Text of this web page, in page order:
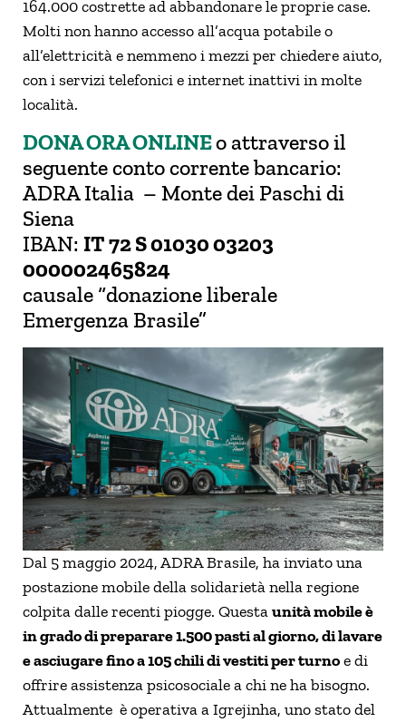
164.000 costrette ad abbandonare le proprie case.
Molti non hanno accesso all’acqua potabile o
all’elettricità e nemmeno i mezzi per chiedere aiuto,
con i servizi telefonici e internet inattivi in molte
località.
DONA ORA ONLINEo attraverso il
seguente conto corrente bancario:
ADRA Italia – Monte dei Paschi di
Siena
IBAN: IT 72 S 01030 03203
000002465824
causale “donazione liberale
Emergenza Brasile”
Dal 5 maggio 2024, ADRA Brasile, ha inviato una
postazione mobile della solidarietà nella regione
colpita dalle recenti piogge. Questaunità mobile è
in grado di preparare 1.500 pasti al giorno, di lavare
e asciugare fino a 105 chili di vestiti per turnoe di
offrire assistenza psicosociale a chi ne ha bisogno.
Attualmente è operativa a Igrejinha, uno stato del